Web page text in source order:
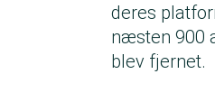
deres
næsten 900
blev fjernet.